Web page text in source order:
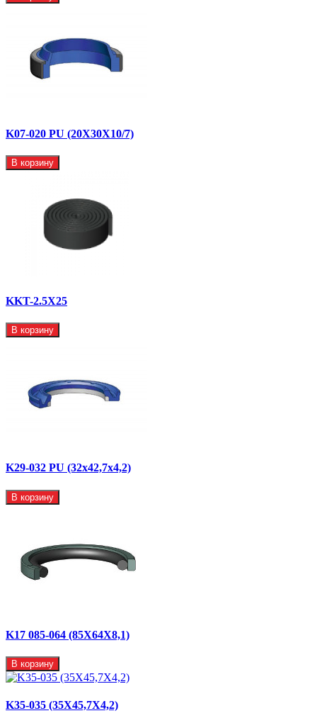
K07-020 PU (20X30X10/7)
В корзину
KKT-2.5X25
В корзину
K29-032 PU (32x42,7x4,2)
В корзину
K17 085-064 (85X64X8,1)
В корзину
K35-035 (35X45,7X4,2)